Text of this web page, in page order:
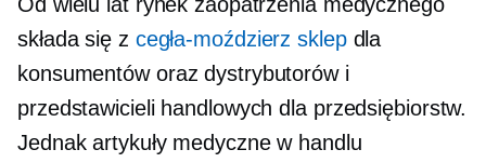
składa się z cegła-moździerz sklepdla
konsumentów oraz dystrybutorów i
przedstawicieli handlowych dla przedsiębiorstw.
Jednak artykuły medyczne w handlu